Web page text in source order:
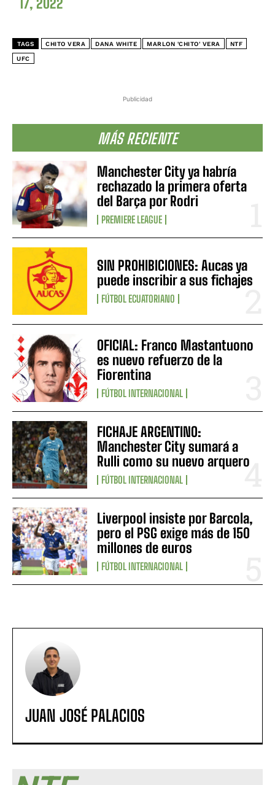
Publicidad
MÁS RECIENTE
Manchester City ya habría
rechazado la primera oferta
del Barça por Rodri
PREMIERE LEAGUE
SIN PROHIBICIONES: Aucas ya
puede inscribir a sus fichajes
FÚTBOL ECUATORIANO
OFICIAL: Franco Mastantuono
es nuevo refuerzo de la
Fiorentina
FÚTBOL INTERNACIONAL
FICHAJE ARGENTINO:
Manchester City sumará a
Rulli como su nuevo arquero
FÚTBOL INTERNACIONAL
Liverpool insiste por Barcola,
pero el PSG exige más de 150
millones de euros
FÚTBOL INTERNACIONAL
17, 2022
TAGS CHITO VERA DANA WHITE MARLON 'CHITO' VERA NTF
UFC
JUAN JOSÉ PALACIOS